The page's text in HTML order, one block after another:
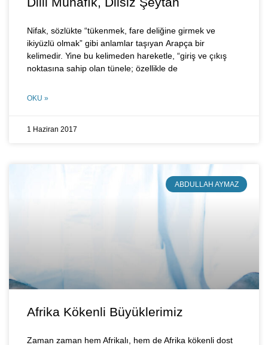
Nifak, sözlükte “tükenmek, fare deliğine girmek ve
ikiyüzlü olmak” gibi anlamlar taşıyan Arapça bir
kelimedir. Yine bu kelimeden hareketle, “giriş ve çıkış
noktasına sahip olan tünele; özellikle de
OKU »
1 Haziran 2017
ABDULLAH AYMAZ
Afrika Kökenli Büyüklerimiz
Zaman zaman hem Afrikalı, hem de Afrika kökenli dost